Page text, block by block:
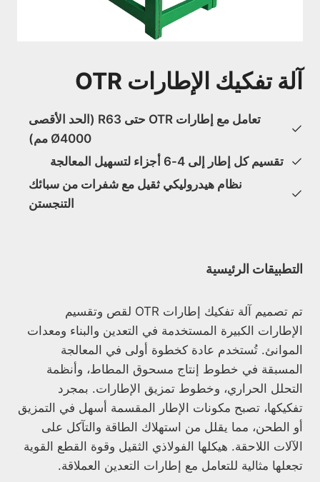
آلة تفكيك الإطارات OTR
تعامل مع إطارات OTR حتى R63 (الحد الأقصى
Ø4000 مم)
تقسيم كل إطار إلى 4-6 أجزاء لتسهيل المعالجة
نظام هيدروليكي ثقيل مع شفرات من سبائك
التنجستن
التطبيقات الرئيسية
تم تصميم آلة تفكيك إطارات OTR لقص وتقسيم
الإطارات الكبيرة المستخدمة في التعدين والبناء ومعدات
الموانئ. تُستخدم عادة كخطوة أولى في المعالجة
المسبقة في خطوط إنتاج مسحوق المطاط، وأنظمة
التحلل الحراري، وخطوط تمزيق الإطارات. بمجرد
تفكيكها، تصبح مكونات الإطار المقسمة أسهل في التمزيق
أو الطحن، مما يقلل من استهلاك الطاقة والتآكل على
الآلات اللاحقة. هيكلها الفولاذي الثقيل وقوة القطع القوية
تجعلها مثالية للتعامل مع إطارات التعدين العملاقة.